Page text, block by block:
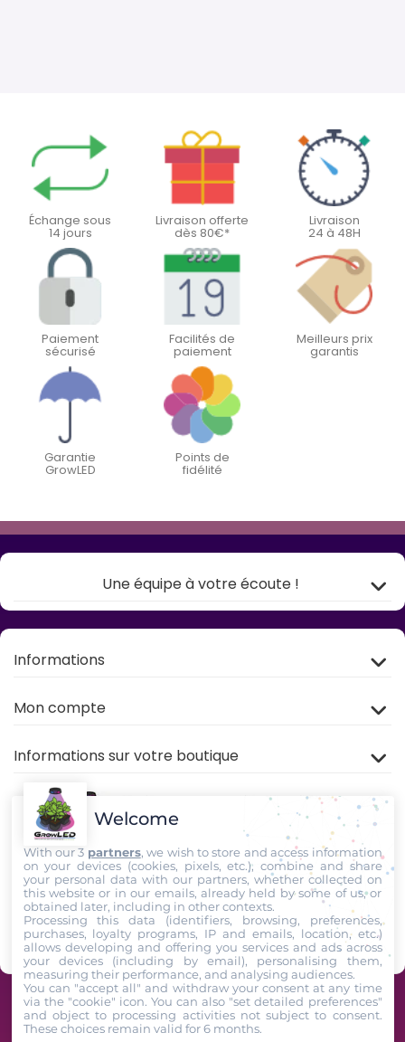
Échange sous
14 jours
Livraison offerte
dès 80€*
Livraison
24 à 48H
Paiement
sécurisé
Facilités de
paiement
Meilleurs prix
garantis
Garantie
GrowLED
Points de
fidélité
Une équipe à votre écoute !
Informations
Mon compte
Informations sur votre boutique
Rejoignez nous surTIKTOK,Youtube etFacebook!
Suivez-Nous
GrowLED - Équipe de passionnés horticoles à votre service depuis 2009 -
2026. All Rights Reserved
Welcome
With our 3 partners, we wish to store and access information
on your devices (cookies, pixels, etc.), combine and share
your personal data with our partners, whether collected on
this website or in our emails, already held by some of us, or
obtained later, including in other contexts.
Processing this data (identifiers, browsing, preferences,
purchases, loyalty programs, IP and emails, location, etc.)
allows developing and offering you services and ads across
your devices (including by email), personalising them,
measuring their performance, and analysing audiences.
You can "accept all" and withdraw your consent at any time
via the "cookie" icon. You can also "set detailed preferences"
and object to processing activities not subject to consent.
These choices remain valid for 6 months.